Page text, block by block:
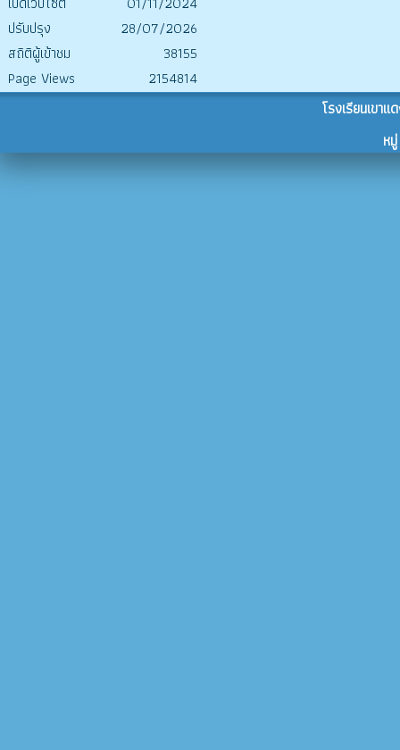
ปรับปรุง
28/07/2026
สถิติผู้เข้าชม
38155
Page Views
2154814
โรงเรียนเขา
ห